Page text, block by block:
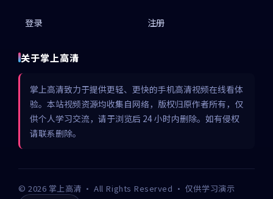
登录 注册
关于掌上高清
掌上高清致力于提供更轻、更快的手机高清视频在线看体
验。本站视频资源均收集自网络，版权归原作者所有，仅
供个人学习交流，请于浏览后 24 小时内删除。如有侵权
请联系删除。
©2026 掌上高清 · All Rights Reserved · 仅供学习演示